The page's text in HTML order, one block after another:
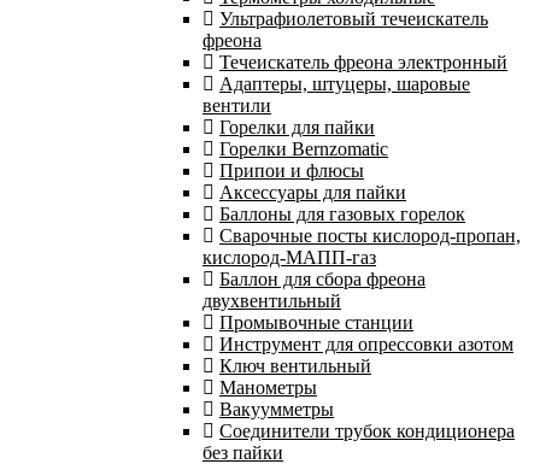
Ультрафиолетовый течеискатель
фреона
Течеискатель фреона электронный
Адаптеры, штуцеры, шаровые
вентили
Горелки для пайки
Горелки Bernzomatic
Припои и флюсы
Аксессуары для пайки
Баллоны для газовых горелок
Сварочные посты кислород-пропан,
кислород-МАПП-газ
Баллон для сбора фреона
двухвентильный
Промывочные станции
Инструмент для опрессовки азотом
Ключ вентильный
Манометры
Вакуумметры
Соединители трубок кондиционера
без пайки